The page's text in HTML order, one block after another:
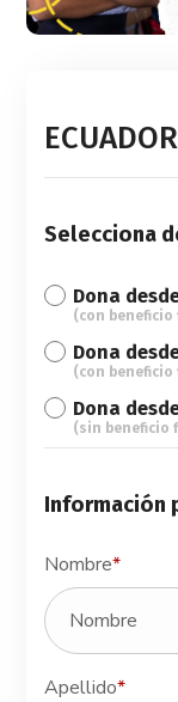
ECUADOR
Selecciona
Dona
(sin beneficio
Dona
(con
Dona
(con
Información
Nombre*
Apellido*